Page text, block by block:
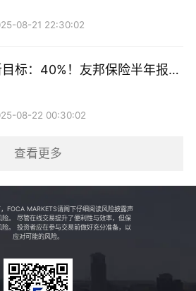
实现同频共振、深度融合、相互
设真正为日常业务经营注入源头
确保公司上下在思想、目标、行
调一致、协同高效的“一盘棋”工
持续加大投入文化理论研究力
深入思考，积极推动高质量的相
总结提炼经验，为文化建设的持
责任”文章
次分明、覆盖全面、执行有力的
08-21 22:30:02
标：40%！友邦保险半年报出
08-22 00:30:02
查看更多
FOCA MARKETS请阁下仔细阅读风险披露声
险。 尽管在线交易提升了便利性与效率，但保
。 投资者应在参与交易前做好充分准备，以
应对可能的风险。